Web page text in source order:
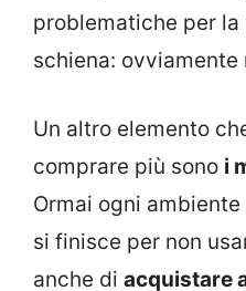
problematiche per la
schiena:
Un altro elemento
comprare più sono i
Ormai ogni
si finisce per non
anche di acquistare